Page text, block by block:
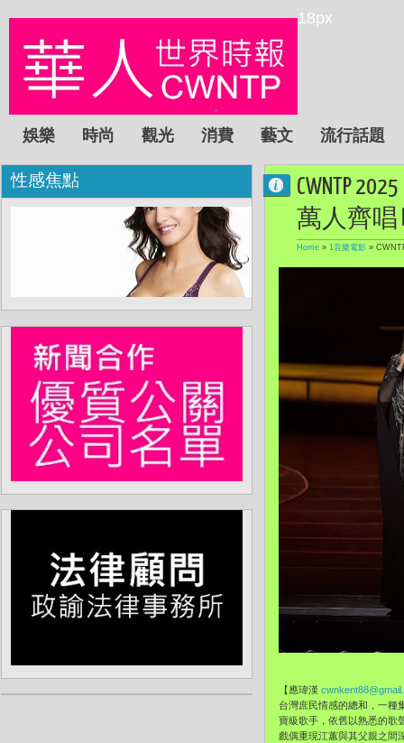
18px
娛樂 時尚 觀光 消費 藝文 流行話題
CWNTP
萬人齊
Home » 1音樂電影 »
【應瑋漢
台灣庶民情感的總和，一種
寶級歌手，依舊以熟悉的歌
戲偶重現江蕙與其父親之間
性感焦點